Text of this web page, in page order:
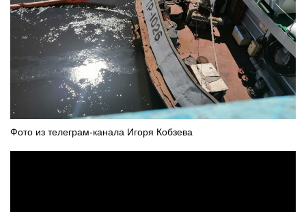
Фото из телеграм-канала Игоря Кобзева